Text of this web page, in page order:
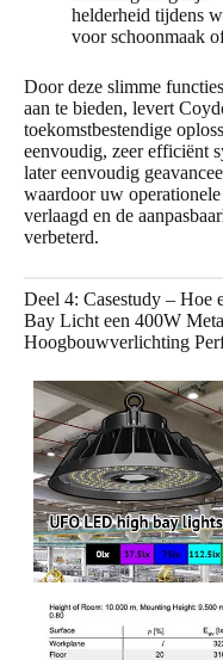
helderheid tijdens
voor schoonmaak
Door deze slimme
aan te bieden, levert
toekomstbestendige
eenvoudig, zeer efficiënt
later eenvoudig
waardoor uw
verlaagd en de
verbeterd.
Deel 4: Casestudy –
Bay Licht een 400W
Hoogbouwverlichting